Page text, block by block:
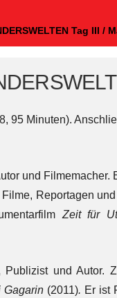
Tag III /
95 Minuten).
und
Reportagen
Zeit für
und Autor.
Gagarin(2011). Er ist